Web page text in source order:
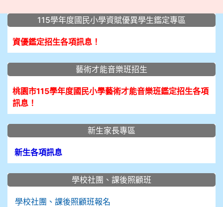
::: 115學年度國民小學資賦優異學生鑑定專區
資優鑑定招生各項訊息！
藝術才能音樂班招生
桃園市115學年度國民小學藝術才能音樂班鑑定招生各項
訊息！
新生家長專區
新生各項訊息
學校社團、課後照顧班
學校社團、課後照顧班報名